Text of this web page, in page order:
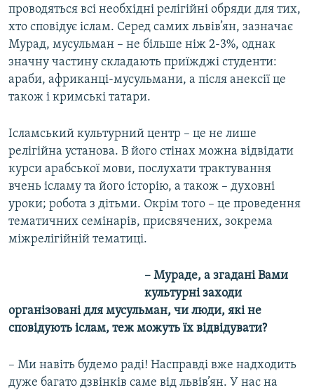
проводяться всі необхідні релігійні обряди для тих,
хто сповідує іслам. Серед самих львів’ян, зазначає
Мурад, мусульман – не більше ніж 2-3%, однак
значну частину складають приїжджі студенти:
араби, африканці-мусульмани, а після анексії це
також і кримські татари.
Ісламський культурний центр – це не лише
релігійна установа. В його стінах можна відвідати
курси арабської мови, послухати трактування
вчень ісламу та його історію, а також – духовні
уроки; робота з дітьми. Окрім того – це проведення
тематичних семінарів, присвячених, зокрема
міжрелігійній тематиці.
– Мураде, а згадані Вами
культурні заходи
організовані для мусульман, чи люди, які не
сповідують іслам, теж можуть їх відвідувати?
– Ми навіть будемо раді! Насправді вже надходить
дуже багато дзвінків саме від львів’ян. У нас на